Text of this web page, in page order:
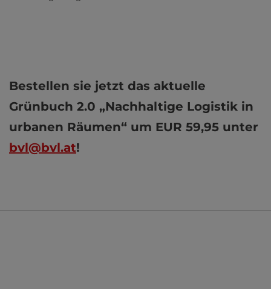
Bestellen sie jetzt das aktuelle
Grünbuch 2.0 „Nachhaltige Logistik in
urbanen Räumen“ um EUR 59,95 unter
bvl@bvl.at!